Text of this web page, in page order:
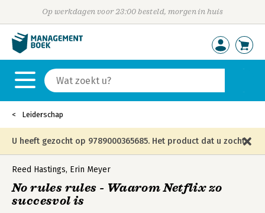
Op werkdagen voor 23:00 besteld, morgen in huis
Leiderschap
U heeft gezocht op 9789000365685. Het product dat u zocht
is niet meer in die editie leverbaar en is vervangen door de
onderstaande editie.
Reed Hastings, Erin Meyer
No rules rules - Waarom Netflix zo
succesvol is